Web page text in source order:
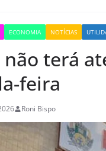
ECONOMIA NOTÍCIAS
não terá
feira
Roni Bispo